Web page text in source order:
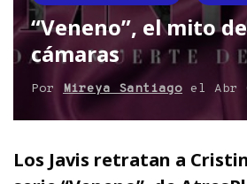
“Veneno”, el mito
cámaras
Por Mireya Santiago el Abr
Los Javis retratan a